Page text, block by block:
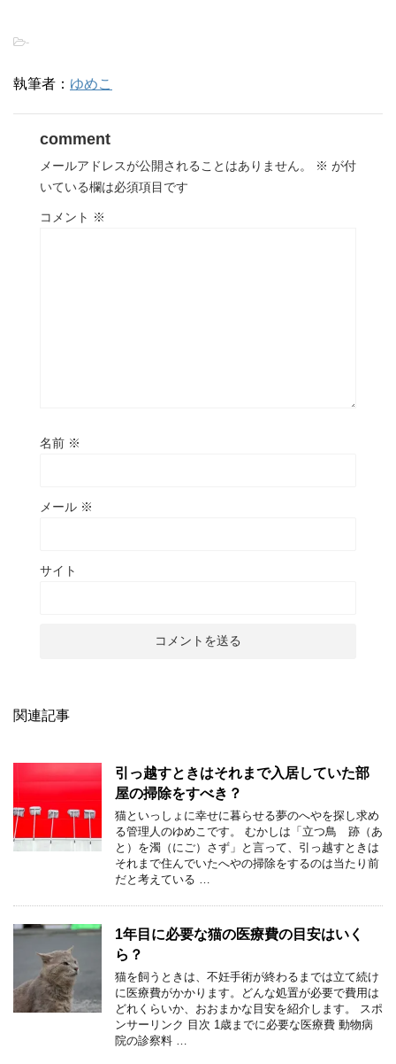
-
執筆者： ゆめこ
comment
メールアドレスが公開されることはありません。 ※ が付
いている欄は必須項目です
コメント ※
名前 ※
メール ※
サイト
関連記事
引っ越すときはそれまで入居していた部
屋の掃除をすべき？
猫といっしょに幸せに暮らせる夢のへやを探し求め
る管理人のゆめこです。 むかしは「立つ鳥 跡（あ
と）を濁（にご）さず」と言って、引っ越すときは
それまで住んでいたへやの掃除をするのは当たり前
だと考えている …
1年目に必要な猫の医療費の目安はいく
ら？
猫を飼うときは、不妊手術が終わるまでは立て続け
に医療費がかかります。どんな処置が必要で費用は
どれくらいか、おおまかな目安を紹介します。 スポ
ンサーリンク 目次 1歳までに必要な医療費 動物病
院の診察料 …